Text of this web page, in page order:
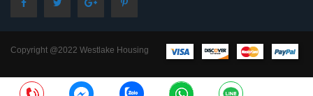
Copyright @2022 Westlake Housing
– All Rights Reserved